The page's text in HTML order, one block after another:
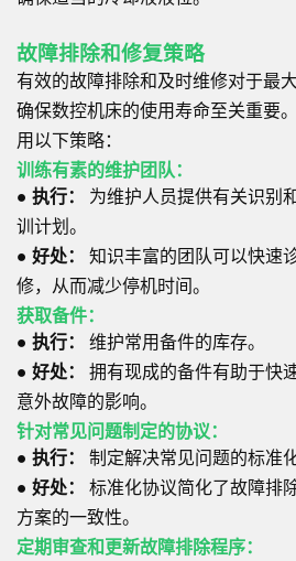
故障排除和修复策略
有效的故障排除和及时维修对于最
确保数控机床的使用寿命至关重要
用以下策略：
训练有素的维护团队：
● 执行：
为维护人员提供有关识别
训计划。
● 好处：
知识丰富的团队可以快速
修，从而减少停机时间。
获取备件：
● 执行：
维护常用备件的库存。
● 好处：
拥有现成的备件有助于快
意外故障的影响。
针对常见问题制定的协议：
● 执行：
制定解决常见问题的标准
● 好处：
标准化协议简化了故障排
方案的一致性。
定期审查和更新故障排除程序：